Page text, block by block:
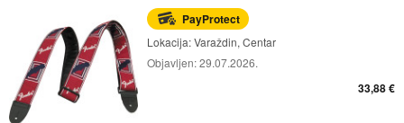
PayProtect
Lokacija:Varaždin, Centar
Objavljen:29.07.2026.
33,88 €